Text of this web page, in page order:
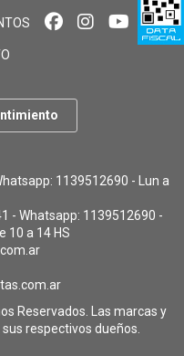
1139512690 - Lun a
- Whatsapp: 1139512690 -
10 a 14 HS
Reservados. Las marcas y
respectivos dueños.